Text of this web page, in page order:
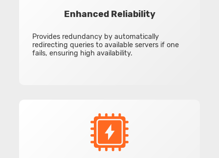
Enhanced Reliability
Provides redundancy by automatically
redirecting queries to available servers if one
fails, ensuring high availability.